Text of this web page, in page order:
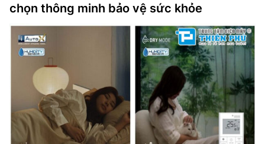
chọn thông minh bảo vệ sức khỏe